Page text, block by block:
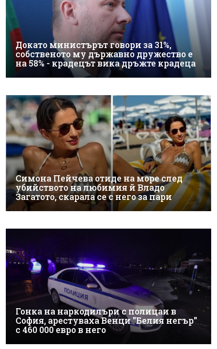
Докато министърът говори за 31%,
собственото му държавно дружество е
на 58% - крадецът вика дръжте крадеца
Симона Пейчева отиде на море след
убийството на любимия й Владо
Загатото, скарала се с него за пари
Гонка на наркодилъри с полицаи в
София, арестуваха Венци "Белия негър"
с 460 000 евро в него